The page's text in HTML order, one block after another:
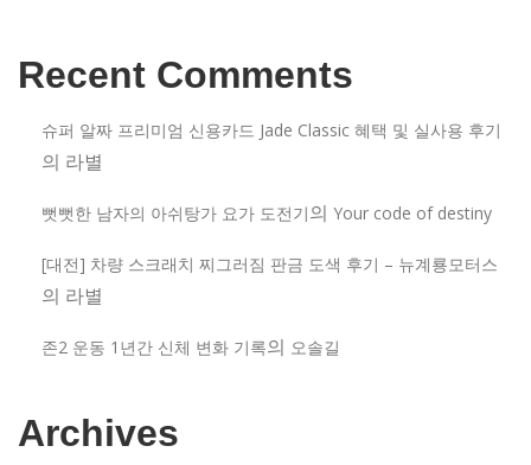
Recent Comments
슈퍼 알짜 프리미엄 신용카드 Jade Classic 혜택 및 실사용 후기
의 라별
뻣뻣한 남자의 아쉬탕가 요가 도전기의 Your code of destiny
[대전] 차량 스크래치 찌그러짐 판금 도색 후기 – 뉴계룡모터스
의 라별
존2 운동 1년간 신체 변화 기록의 오솔길
Archives